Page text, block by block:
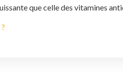
que celle des vitamines